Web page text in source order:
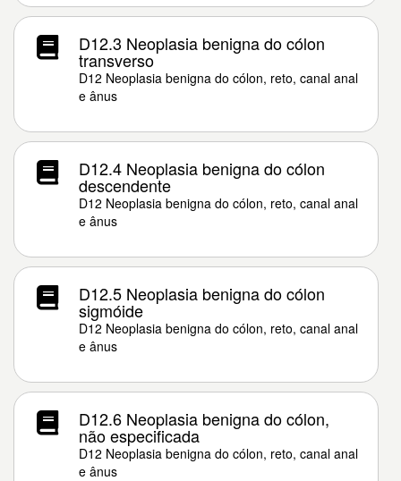
D12.3 Neoplasia benigna do cólon
transverso
D12 Neoplasia benigna do cólon, reto, canal anal
e ânus
D12.4 Neoplasia benigna do cólon
descendente
D12 Neoplasia benigna do cólon, reto, canal anal
e ânus
D12.5 Neoplasia benigna do cólon
sigmóide
D12 Neoplasia benigna do cólon, reto, canal anal
e ânus
D12.6 Neoplasia benigna do cólon,
não especificada
D12 Neoplasia benigna do cólon, reto, canal anal
e ânus